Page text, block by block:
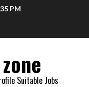
PM
Suitable Jobs